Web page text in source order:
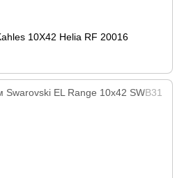
10Х42 Helia RF 20016